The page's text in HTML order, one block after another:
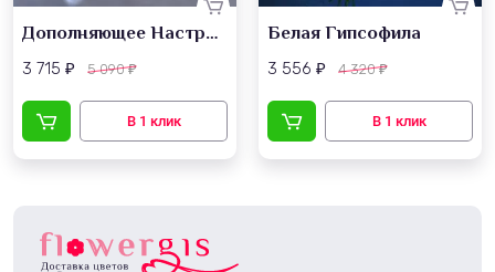
Дополняющее Настроение
3 715 ₽ 5 090₽
Белая Гипсофила
3 556 ₽ 4 320₽